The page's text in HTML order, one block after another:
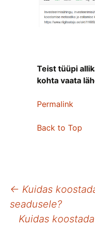
Teist tüüpi
kohta vaata
Permalink
Back to Top
Postituste
töölaud
← Kuidas
seadusele?
Kuidas